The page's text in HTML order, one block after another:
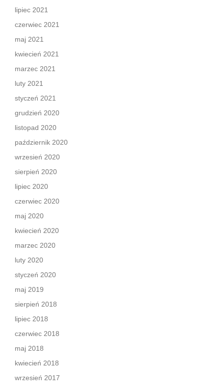
lipiec 2021
czerwiec 2021
maj 2021
kwiecień 2021
marzec 2021
luty 2021
styczeń 2021
grudzień 2020
listopad 2020
październik 2020
wrzesień 2020
sierpień 2020
lipiec 2020
czerwiec 2020
maj 2020
kwiecień 2020
marzec 2020
luty 2020
styczeń 2020
maj 2019
sierpień 2018
lipiec 2018
czerwiec 2018
maj 2018
kwiecień 2018
wrzesień 2017